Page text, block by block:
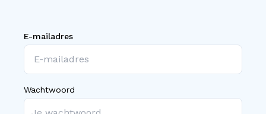
E-mailadres
Wachtwoord